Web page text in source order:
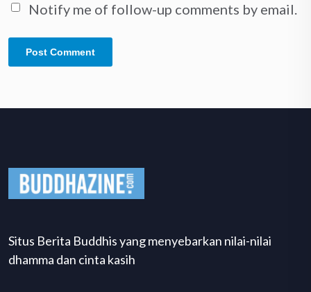
Notify me of follow-up comments by email.
Situs Berita Buddhis yang menyebarkan nilai-nilai
dhamma dan cinta kasih